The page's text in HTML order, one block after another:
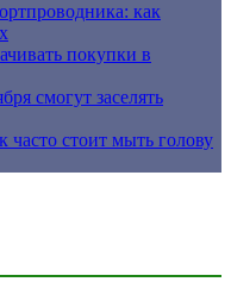
как
покупки в
смогут заселять
часто стоит мыть голову